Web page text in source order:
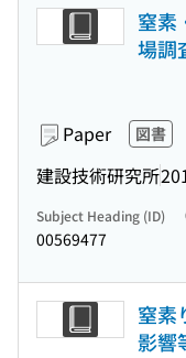
窒素
場調
Paper 図書
建設技術研究所
Subject Heading (ID)
00569477
窒素
影響